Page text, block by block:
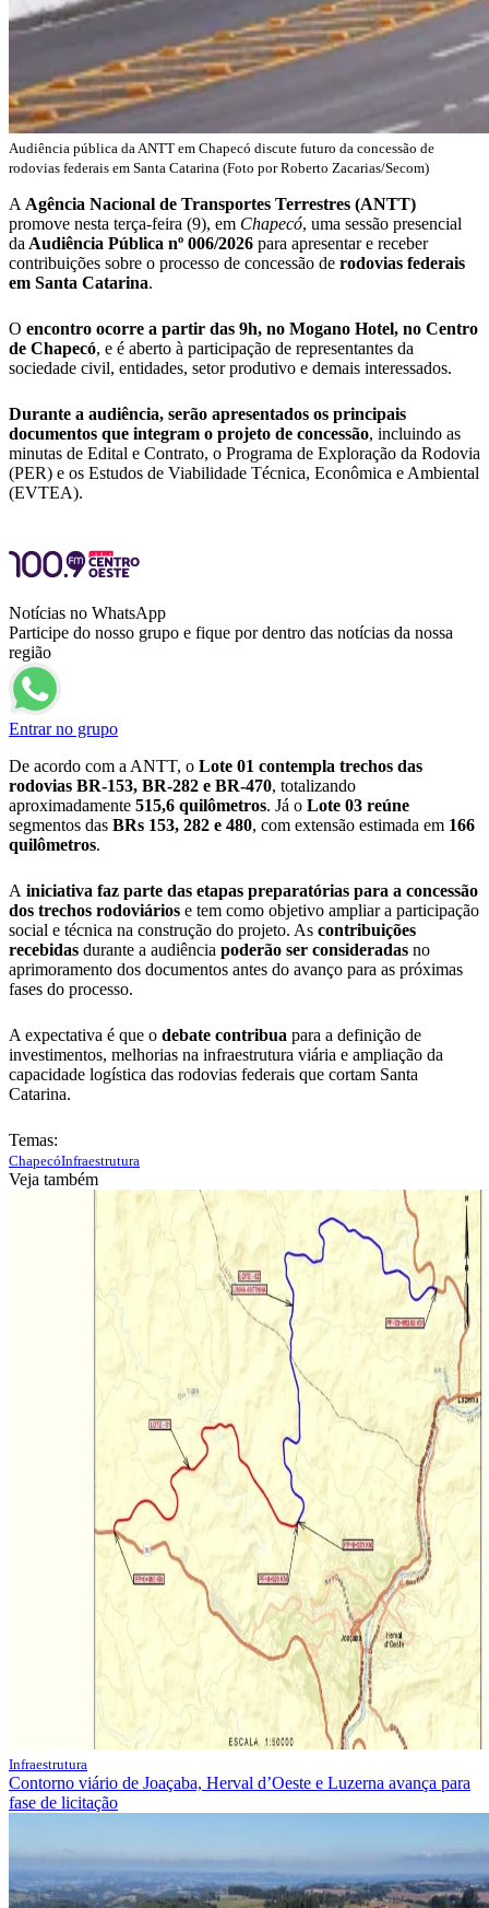
Audiência pública da ANTT em Chapecó discute futuro da concessão de
rodovias federais em Santa Catarina (Foto por Roberto Zacarias/Secom)
A Agência Nacional de Transportes Terrestres (ANTT)
promove nesta terça-feira (9), em Chapecó, uma sessão presencial
da Audiência Pública nº 006/2026 para apresentar e receber
contribuições sobre o processo de concessão de rodovias federais
em Santa Catarina.
O encontro ocorre a partir das 9h, no Mogano Hotel, no Centro
de Chapecó, e é aberto à participação de representantes da
sociedade civil, entidades, setor produtivo e demais interessados.
Durante a audiência, serão apresentados os principais
documentos que integram o projeto de concessão, incluindo as
minutas de Edital e Contrato, o Programa de Exploração da Rodovia
(PER) e os Estudos de Viabilidade Técnica, Econômica e Ambiental
(EVTEA).
Notícias no WhatsApp
Participe do nosso grupo e fique por dentro das notícias da nossa
região
Entrar no grupo
De acordo com a ANTT, o Lote 01 contempla trechos das
rodovias BR-153, BR-282 e BR-470, totalizando
aproximadamente 515,6 quilômetros. Já o Lote 03 reúne
segmentos das BRs 153, 282 e 480, com extensão estimada em 166
quilômetros.
A iniciativa faz parte das etapas preparatórias para a concessão
dos trechos rodoviários e tem como objetivo ampliar a participação
social e técnica na construção do projeto. As contribuições
recebidas durante a audiência poderão ser consideradas no
aprimoramento dos documentos antes do avanço para as próximas
fases do processo.
A expectativa é que o debate contribua para a definição de
investimentos, melhorias na infraestrutura viária e ampliação da
capacidade logística das rodovias federais que cortam Santa
Catarina.
Temas:
ChapecóInfraestrutura
Veja também
Infraestrutura
Contorno viário de Joaçaba, Herval d’Oeste e Luzerna avança para
fase de licitação